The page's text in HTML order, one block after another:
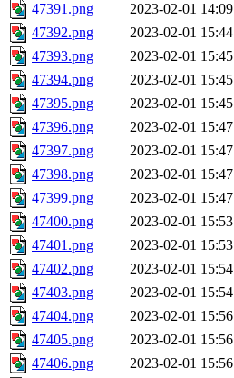
47391.png
2023-02-01 14:09
47392.png
2023-02-01 15:44
47393.png
2023-02-01 15:45
47394.png
2023-02-01 15:45
47395.png
2023-02-01 15:45
47396.png
2023-02-01 15:47
47397.png
2023-02-01 15:47
47398.png
2023-02-01 15:47
47399.png
2023-02-01 15:47
47400.png
2023-02-01 15:53
47401.png
2023-02-01 15:53
47402.png
2023-02-01 15:54
47403.png
2023-02-01 15:54
47404.png
2023-02-01 15:56
47405.png
2023-02-01 15:56
47406.png
2023-02-01 15:56